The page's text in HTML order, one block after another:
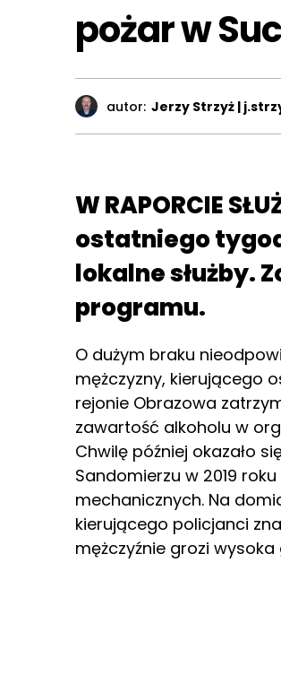
pożar w
autor: Jerzy Strzyż |
W RAPORCIE
ostatniego
lokalne służby.
programu.
O dużym braku
mężczyzny, kierującego
rejonie Obrazowa
zawartość alkoholu w
Chwilę później okazało
Sandomierzu w 2019
mechanicznych. Na
kierującego policjanci
mężczyźnie grozi